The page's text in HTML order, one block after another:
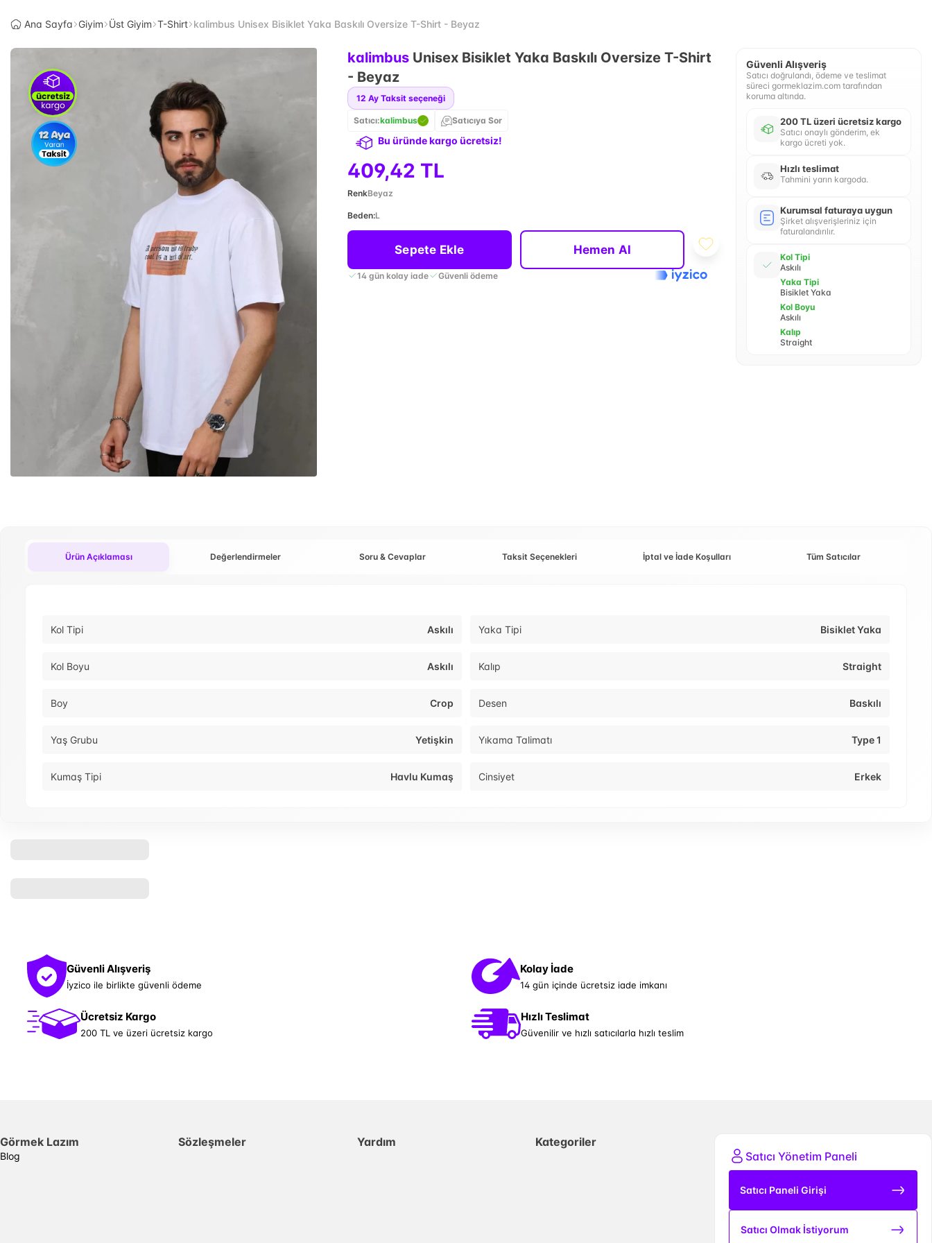
Ana Sayfa Giyim Üst Giyim T-Shirt kalimbus Unisex Bisiklet Yaka Baskılı Oversize T-Shirt - Beyaz
kalimbus Unisex Bisiklet Yaka Baskılı Oversize T-Shirt
- Beyaz
12 Ay Taksit seçeneği
Satıcı:kalimbus Satıcıya Sor
Bu üründe kargo ücretsiz!
409,42 TL
RenkBeyaz
Beden:L
Sepete Ekle Hemen Al
14 gün kolay iade Güvenli ödeme
Güvenli Alışveriş
Satıcı doğrulandı, ödeme ve teslimat
süreci gormeklazim.com tarafından
koruma altında.
200 TL üzeri ücretsiz kargo
Satıcı onaylı gönderim, ek
kargo ücreti yok.
Hızlı teslimat
Tahmini yarın kargoda.
Kurumsal faturaya uygun
Şirket alışverişleriniz için
faturalandırılır.
Kol Tipi
Askılı
Yaka Tipi
Bisiklet Yaka
Kol Boyu
Askılı
Kalıp
Straight
Ürün Açıklaması Değerlendirmeler Soru & Cevaplar Taksit Seçenekleri İptal ve İade Koşulları Tüm Satıcılar
Kol Tipi Askılı Yaka Tipi Bisiklet Yaka
Kol Boyu Askılı Kalıp Straight
Boy Crop Desen Baskılı
Yaş Grubu Yetişkin Yıkama Talimatı Type 1
Kumaş Tipi Havlu Kumaş Cinsiyet Erkek
Güvenli Alışveriş
İyzico ile birlikte güvenli ödeme
Kolay İade
14 gün içinde ücretsiz iade imkanı
Ücretsiz Kargo
200 TL ve üzeri ücretsiz kargo
Hızlı Teslimat
Güvenilir ve hızlı satıcılarla hızlı teslim
Görmek Lazım
Blog
Sözleşmeler Yardım
Kategoriler
Satıcı Yönetim Paneli
Satıcı Paneli Girişi
Satıcı Olmak İstiyorum